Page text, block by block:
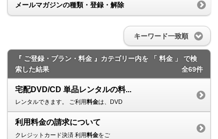
メールマガジンの種類・登録・解除
キーワード一致順
『 ご登録・プラン・料金 』カテゴリー内を 「 料金 」 で検
索した結果
全69件
宅配DVD/CD 単品レンタルの料...
レンタルできます。 ご利用料金は、DVD
利用料金の請求について
クレジットカード決済 利用料金をご